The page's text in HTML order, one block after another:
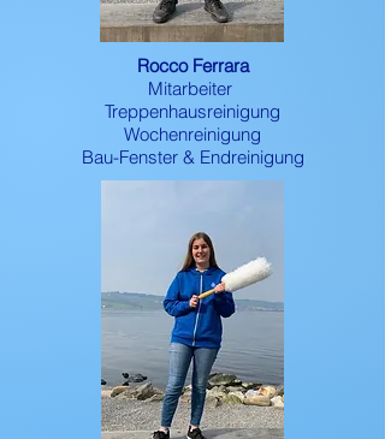
Rocco Ferrara
Mitarbeiter
Treppenhausreinigung
Wochenreinigung
Bau-Fenster & Endreinigung